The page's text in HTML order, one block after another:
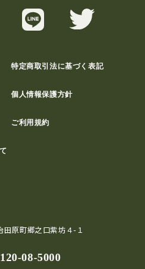
特定商取引法に基づく表記
個人情報保護方針
ご利用規約
原町郷之口紫坊４-１
08-5000